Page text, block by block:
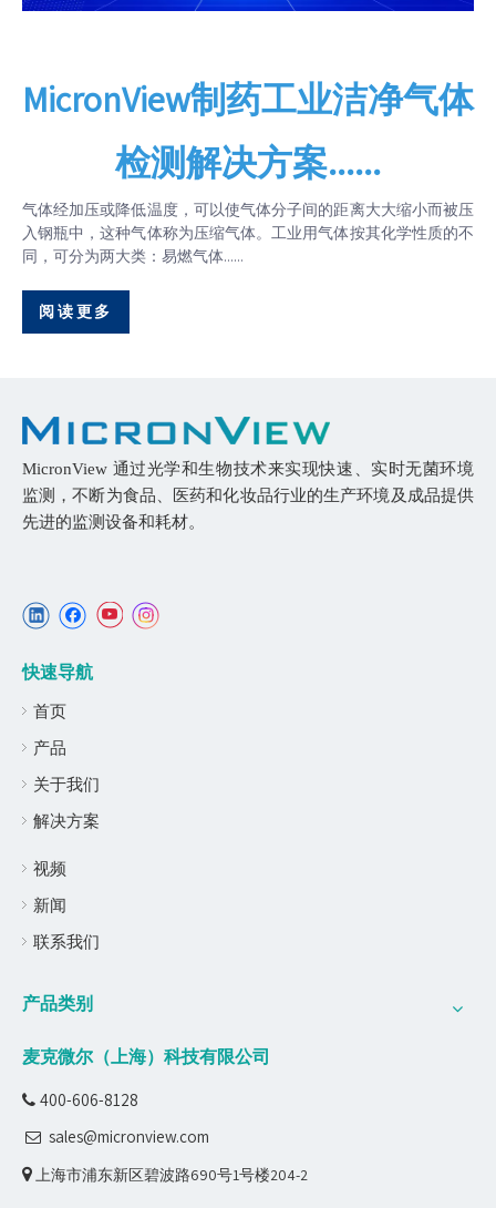
MicronView制药工业洁净气体
检测解决方案......
气体经加压或降低温度，可以使气体分子间的距离大大缩小而被压
入钢瓶中，这种气体称为压缩气体。工业用气体按其化学性质的不
同，可分为两大类：易燃气体......
阅读更多
MicronView 通过光学和生物技术来实现快速、实时无菌环境
监测，不断为食品、医药和化妆品行业的生产环境及成品提供
先进的监测设备和耗材。
快速导航
首页
产品
关于我们
解决方案
视频
新闻
联系我们
产品类别
麦克微尔（上海）科技有限公司
 400-606-8128
 sales@micronview.com
上海市浦东新区碧波路690号1号楼204-2